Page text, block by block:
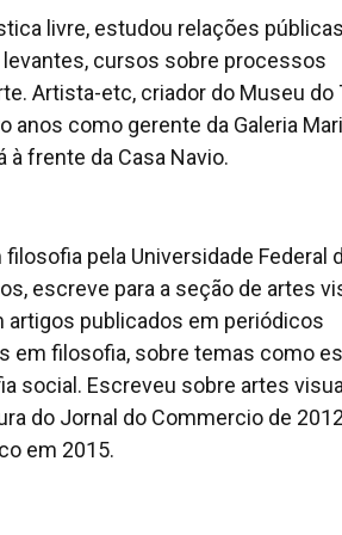
livre, estudou relações
cursos sobre processos
Artista-etc, criador do Museu do
anos como gerente da Galeria
frente da Casa Navio.
pela Universidade Federal
escreve para a seção de artes
artigos publicados em periódicos
em filosofia, sobre temas como
social. Escreveu sobre artes
do Jornal do Commercio de
em 2015.